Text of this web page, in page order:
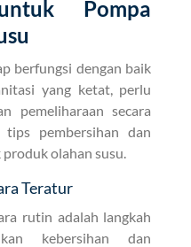
Pompa
berfungsi dengan baik
yang ketat, perlu
pemeliharaan secara
pembersihan dan
olahan susu.
Teratur
rutin adalah langkah
kebersihan dan